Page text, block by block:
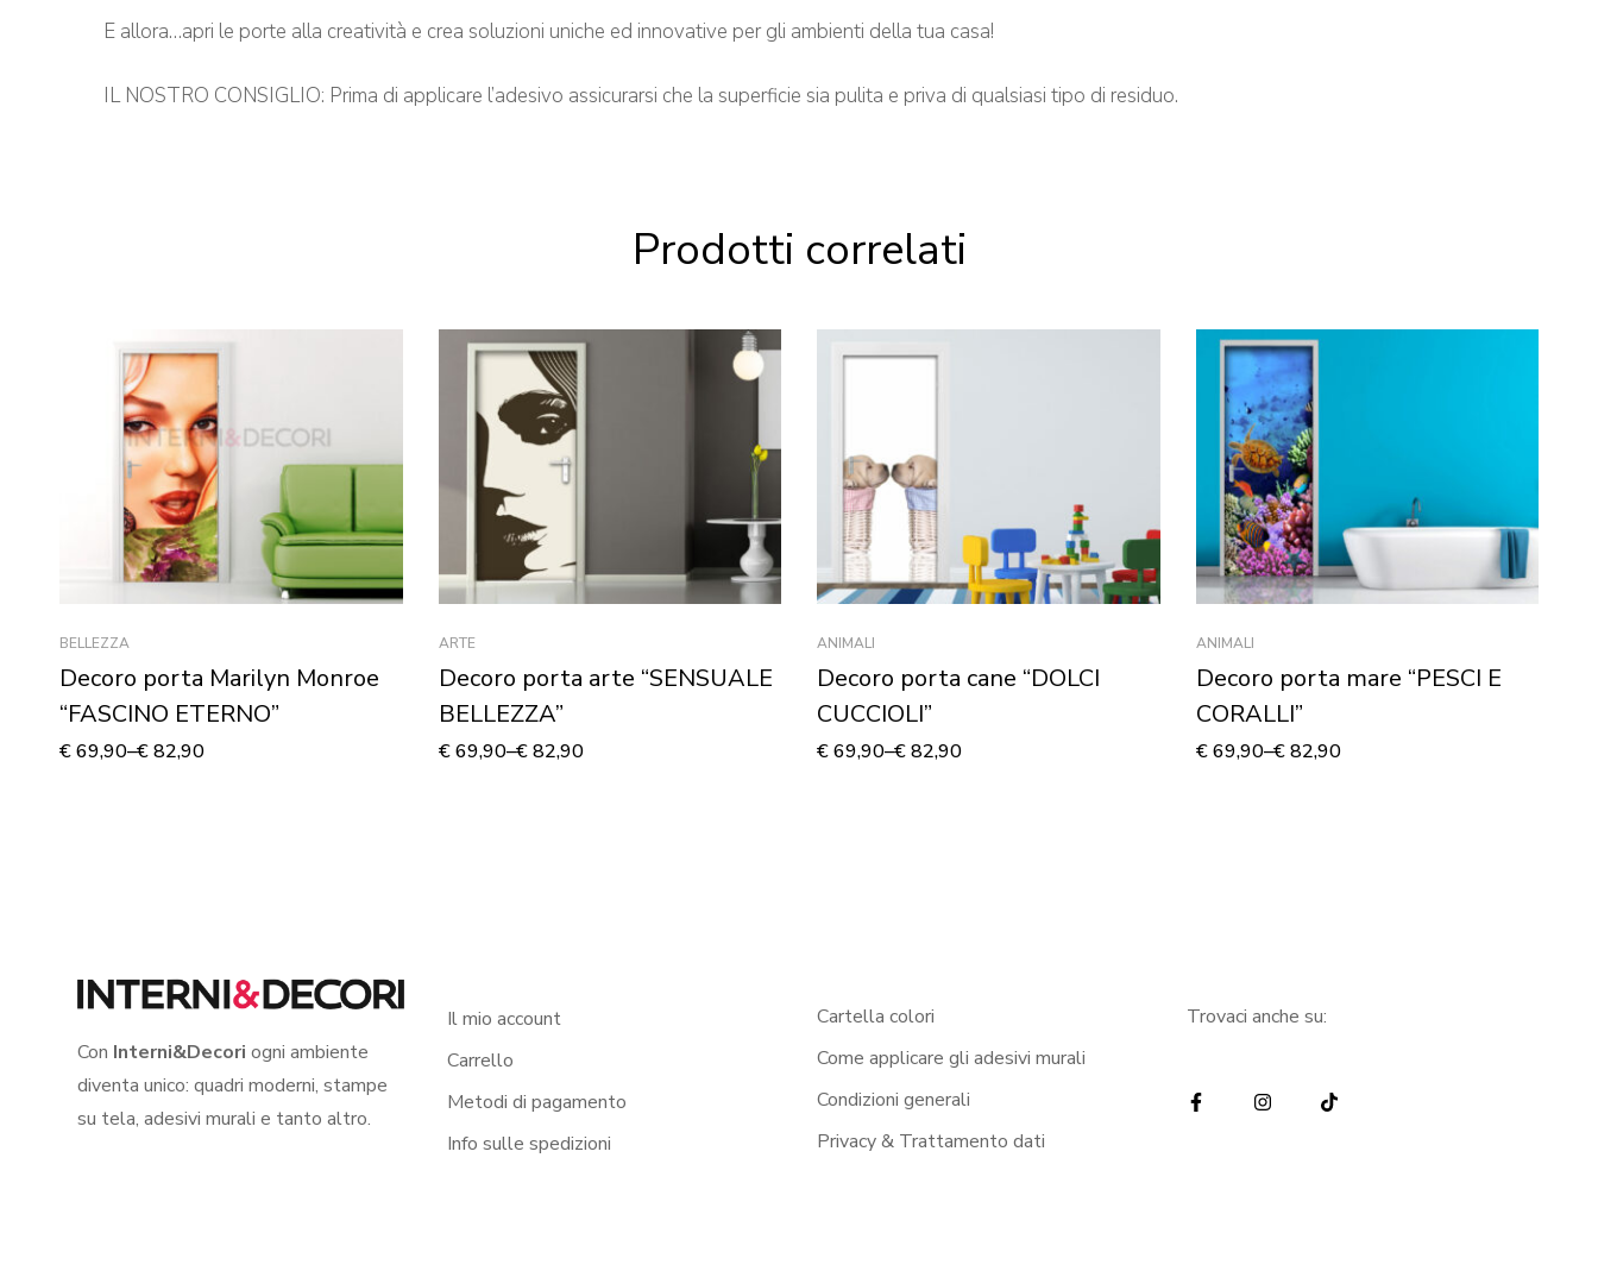
E allora…apri le porte alla creatività e crea soluzioni uniche ed innovative per gli ambienti della tua casa!
IL NOSTRO CONSIGLIO: Prima di applicare l’adesivo assicurarsi che la superficie sia pulita e priva di qualsiasi tipo di residuo.
Prodotti correlati
BELLEZZA
Decoro porta Marilyn Monroe
“FASCINO ETERNO”
€69,90–€82,90
ARTE
Decoro porta arte “SENSUALE
BELLEZZA”
€69,90–€82,90
ANIMALI
Decoro porta cane “DOLCI
CUCCIOLI”
€69,90–€82,90
ANIMALI
Decoro porta mare “PESCI E
CORALLI”
€69,90–€82,90
Con Interni&Decori ogni ambiente
diventa unico: quadri moderni, stampe
su tela, adesivi murali e tanto altro.
Il mio account
Carrello
Metodi di pagamento
Info sulle spedizioni
Cartella colori
Come applicare gli adesivi murali
Condizioni generali
Privacy & Trattamento dati
Trovaci anche su: